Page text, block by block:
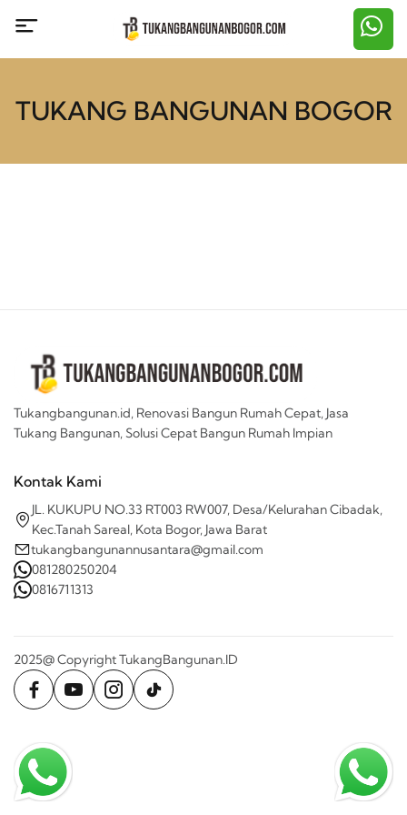
TUKANG BANGUNAN BOGOR
Tukangbangunan.id, Renovasi Bangun Rumah Cepat, Jasa
Tukang Bangunan, Solusi Cepat Bangun Rumah Impian
Kontak Kami
JL. KUKUPU NO.33 RT003 RW007, Desa/Kelurahan Cibadak,
Kec.Tanah Sareal, Kota Bogor, Jawa Barat
tukangbangunannusantara@gmail.com
081280250204
0816711313
2025@ Copyright TukangBangunan.ID